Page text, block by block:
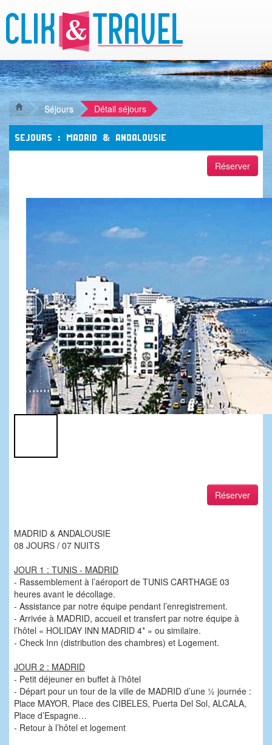
Séjours Détail séjours
SEJOURS : MADRID & ANDALOUSIE
Réserver
Réserver
MADRID & ANDALOUSIE
08 JOURS / 07 NUITS
JOUR 1 : TUNIS - MADRID
- Rassemblement à l’aéroport de TUNIS CARTHAGE 03
heures avant le décollage.
- Assistance par notre équipe pendant l’enregistrement.
- Arrivée à MADRID, accueil et transfert par notre équipe à
l’hôtel « HOLIDAY INN MADRID 4* » ou similaire.
- Check Inn (distribution des chambres) et Logement.
JOUR 2 : MADRID
- Petit déjeuner en buffet à l’hôtel
- Départ pour un tour de la ville de MADRID d’une ½ journée :
Place MAYOR, Place des CIBELES, Puerta Del Sol, ALCALA,
Place d’Espagne…
- Retour à l’hôtel et logement